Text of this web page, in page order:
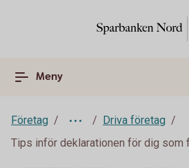
Meny
Företag
Driva företag
Tips inför deklarationen för dig som